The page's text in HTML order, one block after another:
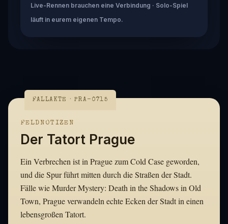
Live-Rennen brauchen eine Verbindung · Solo-Spiel
läuft in eurem eigenen Tempo.
FALLAKTE · PRA-0715
FELDNOTIZEN
Der Tatort Prague
Ein Verbrechen ist in Prague zum Cold Case geworden,
und die Spur führt mitten durch die Straßen der Stadt.
Fälle wie Murder Mystery: Death in the Shadows in Old
Town, Prague verwandeln echte Ecken der Stadt in einen
lebensgroßen Tatort.